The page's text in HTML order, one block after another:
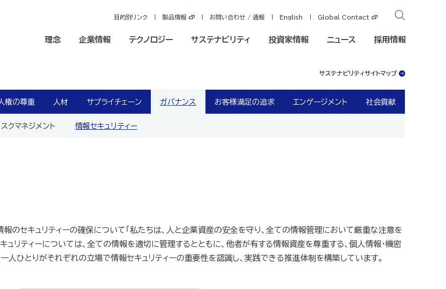
目的別リンク 製品情報 お問い合わせ / 通報 English Global Contact
理念 企業情報 テクノロジー サステナビリティ 投資家情報 ニュース 採用情報
サステナビリティサイトマップ
人権の尊重 人材 サプライチェーン ガバナンス
スクマネジメント 情報セキュリティー
お客様満足の追求 エンゲージメント 社会貢献
のセキュリティーの確保について「私たちは、人と企業資産の安全を守り、全ての情報管理において厳重な注意を
ュリティーについては、全ての情報を適切に管理するとともに、他者が有する情報資産を尊重する、個人情報・機密
ひとりがそれぞれの立場で情報セキュリティーの重要性を認識し、実践できる推進体制を構築しています。